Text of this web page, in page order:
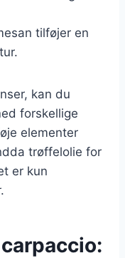
tilføjer en
kan du
forskellige
elementer
trøffelolie for
er kun